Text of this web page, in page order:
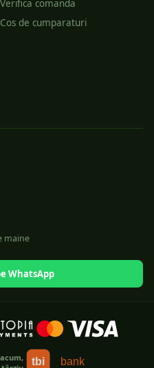
Verifica comanda
Cos de cumparaturi
maine
WhatsApp
tbi bank